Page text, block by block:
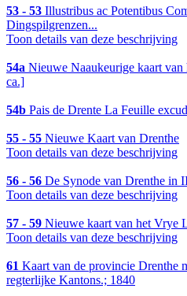
53 - 53 Illustribus ac Potentibus
Dingspilgrenzen...
Toon details van deze beschrijving
54a Nieuwe Naaukeurige kaart
ca.]
54b Pais de Drente La Feuille
55 - 55 Nieuwe Kaart van Drenthe
Toon details van deze beschrijving
56 - 56 De Synode van Drenthe in
Toon details van deze beschrijving
57 - 59 Nieuwe kaart van het Vrye
Toon details van deze beschrijving
61 Kaart van de provincie Drenthe
regterlijke Kantons.; 1840